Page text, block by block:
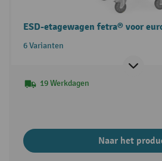
ESD-etagewagen fetra® voor
6 Varianten
19 Werkdagen
Naar het